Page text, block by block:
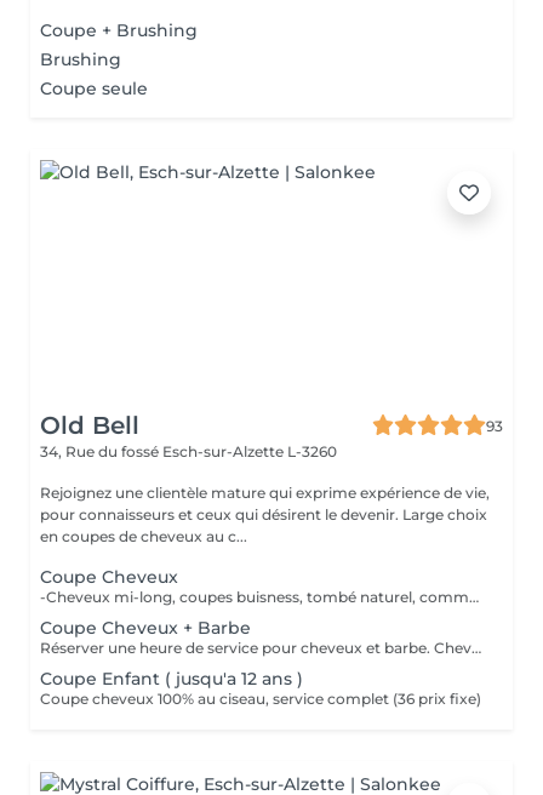
Coupe + Brushing
Brushing
Coupe seule
Old Bell
93
34, Rue du fossé Esch-sur-Alzette L-3260
Rejoignez une clientèle mature qui exprime expérience de vie,
pour connaisseurs et ceux qui désirent le devenir. Large choix
en coupes de cheveux au c...
Coupe Cheveux
-Cheveux mi-long, coupes buisness, tombé naturel, communiquez élégance -Cheveux courts, découvrez nos dégradés fait à main -Cheveux long, laissez vous conseillez, le sur mesure vous attend 100% CISEAU
Coupe Cheveux + Barbe
Réserver une heure de service pour cheveux et barbe. Cheveux 100% ciseau, barbe mix ciseaux / tondeuse.
Coupe Enfant ( jusqu'a 12 ans )
Coupe cheveux 100% au ciseau, service complet (36 prix fixe)